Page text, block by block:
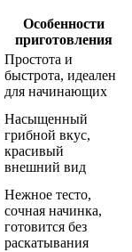
Особенности
приготовления
Простота и
быстрота, идеален
для начинающих
Насыщенный
грибной вкус,
красивый
внешний вид
Нежное тесто,
сочная начинка,
готовится без
раскатывания